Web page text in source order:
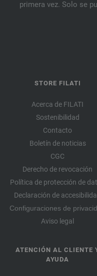
primera vez. Solo se
STORE FILATI
Acerca de FILATI
Sostenibilidad
Contacto
Boletín de noticias
CGC
Derecho de revocación
Política de protección de
Declaración de
Configuraciones de
Aviso legal
ATENCIÓN AL CLIENTE
AYUDA